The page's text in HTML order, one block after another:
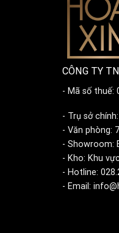
CÔNG TY
- Mã số thuế:
- Trụ sở
- Văn phòng:
- Showroom:
- Kho: Khu
- Hotline:
- Email: